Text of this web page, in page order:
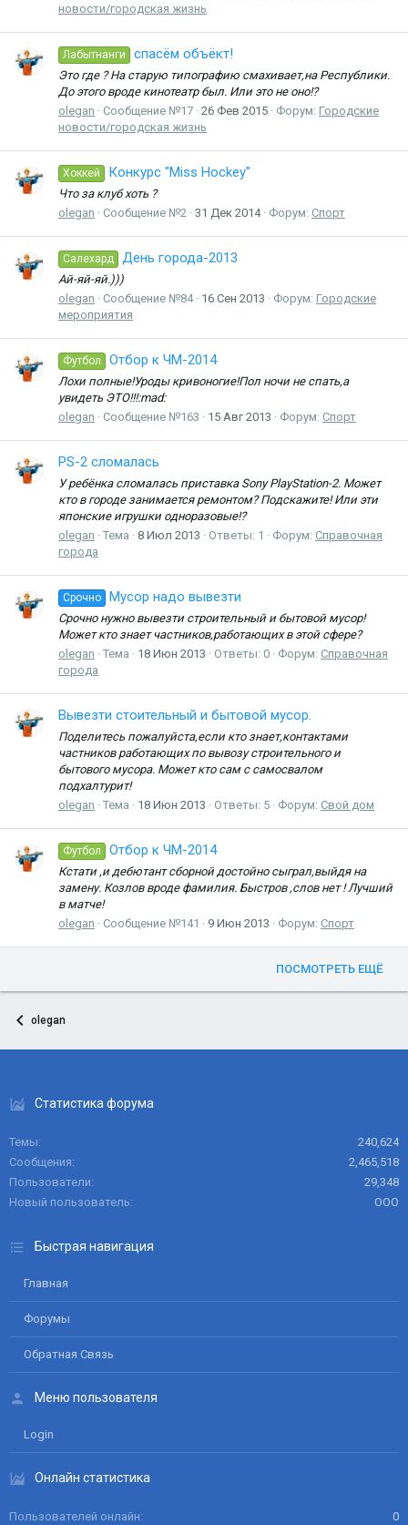
новости/городская жизнь
Лабытнанги спасём объёкт!
Это где ? На старую типографию смахивает,на Республики.
До этого вроде кинотеатр был. Или это не оно!?
olegan
Сообщение №17 26 Фев 2015 Форум: Городские
новости/городская жизнь
Хоккей Конкурс "Miss Hockey"
Что за клуб хоть ?
olegan
Сообщение №2 31 Дек 2014 Форум: Спорт
Салехард День города-2013
Ай-яй-яй.)))
olegan
Сообщение №84 16 Сен 2013 Форум: Городские
мероприятия
Футбол Отбор к ЧМ-2014
Лохи полные!Уроды кривоногие!Пол ночи не спать,а
увидеть ЭТО!!!:mad:
olegan
Сообщение №163 15 Авг 2013 Форум: Спорт
PS-2 сломалась
У ребёнка сломалась приставка Sony PlayStation-2. Может
кто в городе занимается ремонтом? Подскажите! Или эти
японские игрушки одноразовые!?
olegan
Тема 8 Июл 2013 Ответы: 1 Форум: Справочная
города
Срочно Мусор надо вывезти
Срочно нужно вывезти строительный и бытовой мусор!
Может кто знает частников,работающих в этой сфере?
olegan
Тема 18 Июн 2013 Ответы: 0 Форум: Справочная
города
Вывезти стоительный и бытовой мусор.
Поделитесь пожалуйста,если кто знает,контактами
частников работающих по вывозу строительного и
бытового мусора. Может кто сам с самосвалом
подхалтурит!
olegan
Тема 18 Июн 2013 Ответы: 5 Форум: Свой дом
Футбол Отбор к ЧМ-2014
Кстати ,и дебютант сборной достойно сыграл,выйдя на
замену. Козлов вроде фамилия. Быстров ,слов нет ! Лучший
в матче!
olegan
Сообщение №141 9 Июн 2013 Форум: Спорт
ПОСМОТРЕТЬ ЕЩЁ
olegan
Статистика форума
Темы
240,624
Сообщения
2,465,518
Пользователи
29,348
Новый пользователь
ООО
Быстрая навигация
Главная
Форумы
Обратная Связь
Меню пользователя
Login
Онлайн статистика
Пользователей онлайн 0